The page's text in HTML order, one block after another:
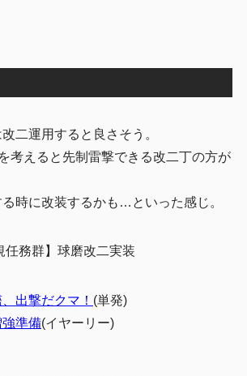
二運用すると良さそう。
考えると先制雷撃できる改二丁の方が
時に改装するかも…といった感じ。
任務群】球磨改二実装
出撃だクマ！ (単発)
準備(イヤーリー)